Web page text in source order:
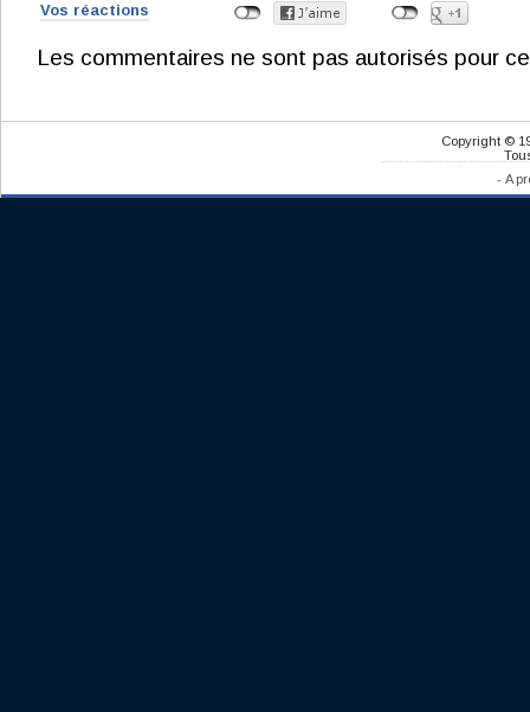
Vos réactions
Les commentaires ne sont pas autorisés pour
Copyright ©
- A